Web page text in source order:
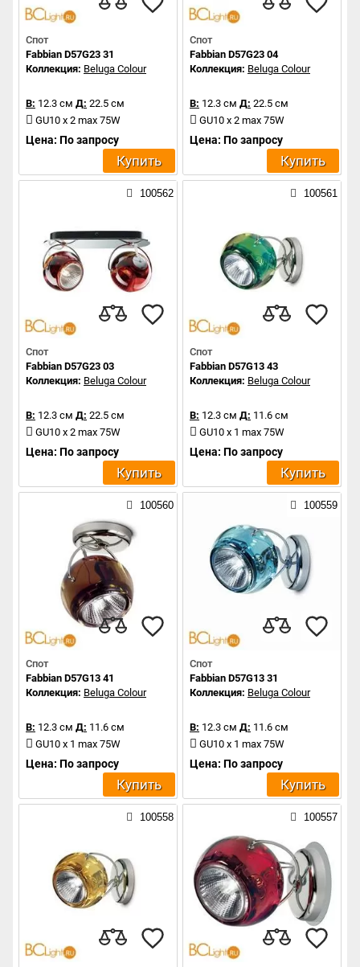
Спот
Fabbian D57G23 31
Коллекция: Beluga Colour
В: 12.3 см Д: 22.5 см
GU10 x 2 max 75W
Цена: По запросу
Купить
Спот
Fabbian D57G23 04
Коллекция: Beluga Colour
В: 12.3 см Д: 22.5 см
GU10 x 2 max 75W
Цена: По запросу
Купить
100562
Спот
Fabbian D57G23 03
Коллекция: Beluga Colour
В: 12.3 см Д: 22.5 см
GU10 x 2 max 75W
Цена: По запросу
Купить
100561
Спот
Fabbian D57G13 43
Коллекция: Beluga Colour
В: 12.3 см Д: 11.6 см
GU10 x 1 max 75W
Цена: По запросу
Купить
100560
Спот
Fabbian D57G13 41
Коллекция: Beluga Colour
В: 12.3 см Д: 11.6 см
GU10 x 1 max 75W
Цена: По запросу
Купить
100559
Спот
Fabbian D57G13 31
Коллекция: Beluga Colour
В: 12.3 см Д: 11.6 см
GU10 x 1 max 75W
Цена: По запросу
Купить
100558 100557